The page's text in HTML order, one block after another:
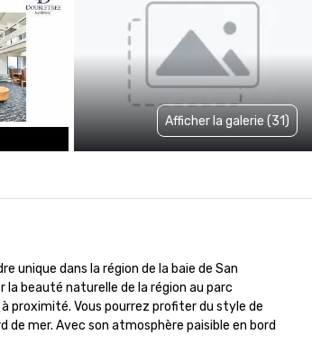
Afficher la galerie (31)
unique dans la région de la baie de San
la beauté naturelle de la région au parc
proximité. Vous pourrez profiter du style de
de mer. Avec son atmosphère paisible en bord